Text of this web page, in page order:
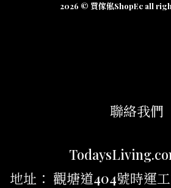
2026 © 買傢俬ShopEc all
聯絡我們
地址： 觀塘道404號時運